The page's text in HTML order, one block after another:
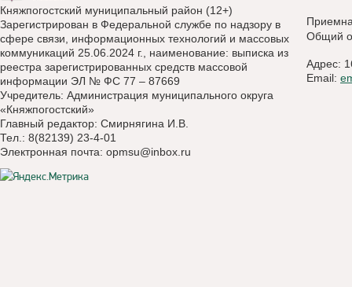
Княжпогостский муниципальный район (12+)
Зарегистрирован в Федеральной службе по надзору в
сфере связи, информационных технологий и массовых
коммуникаций 25.06.2024 г., наименование: выписка из
реестра зарегистрированных средств массовой
информации ЭЛ № ФС 77 – 87669
Учредитель: Администрация муниципального округа
«Княжпогостский»
Главный редактор: Смирнягина И.В.
Тел.: 8(82139) 23-4-01
Электронная почта: opmsu@inbox.ru
Общий
Адрес:
Email: